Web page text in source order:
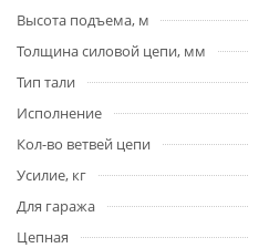
Высота подъема, м
Толщина силовой цепи, мм
Тип тали
Исполнение
Кол-во ветвей цепи
Усилие, кг
Для гаража
Цепная